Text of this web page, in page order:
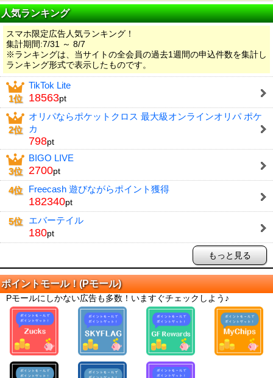
人気ランキング
スマホ限定広告人気ランキング！
集計期間:7/31 ～ 8/7
※ランキングは、当サイトの全会員の過去1週間の申込件数を集計し
ランキング形式で表示したものです。
1位
TikTok Lite
18563pt
2位
オリパならポケットクロス 最大級オンラインオリパ ポケ
カ
798pt
3位
BIGO LIVE
2700pt
4位 Freecash 遊びながらポイント獲得
182340pt
5位 エバーテイル
180pt
もっと見る
ポイントモール！(Pモール)
Pモールにしかない広告も多数！いますぐチェックしよう♪